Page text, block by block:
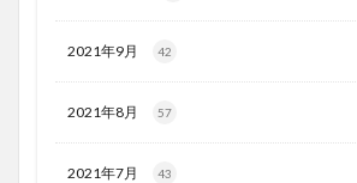
2021年9月 42
2021年8月 57
2021年7月 43